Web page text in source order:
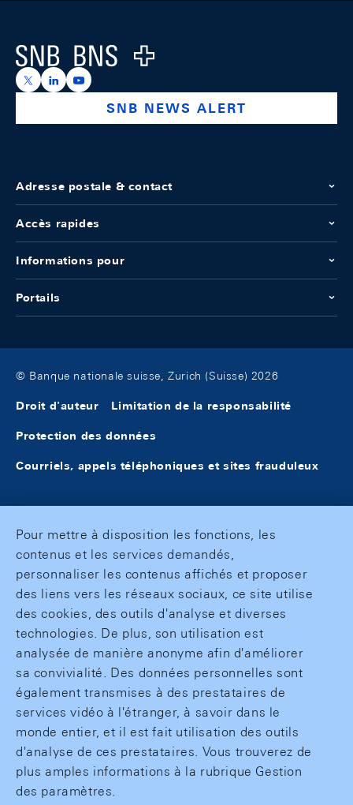
Logo
https://x.com/snb_bns
https://ch.linkedin.com/company/swiss-national-
https://www.youtube.com/@swissnationalbank
SNB NEWS ALERT
Adresse postale & contact
Accès rapides
Informations pour
Portails
© Banque nationale suisse, Zurich (Suisse) 2026
Droit d'auteur Limitation de la responsabilité
Protection des données
Courriels, appels téléphoniques et sites frauduleux
Pour mettre à disposition les fonctions, les
contenus et les services demandés,
personnaliser les contenus affichés et proposer
des liens vers les réseaux sociaux, ce site utilise
des cookies, des outils d'analyse et diverses
technologies. De plus, son utilisation est
analysée de manière anonyme afin d'améliorer
sa convivialité. Des données personnelles sont
également transmises à des prestataires de
services vidéo à l'étranger, à savoir dans le
monde entier, et il est fait utilisation des outils
d'analyse de ces prestataires. Vous trouverez de
plus amples informations à la rubrique Gestion
des paramètres.